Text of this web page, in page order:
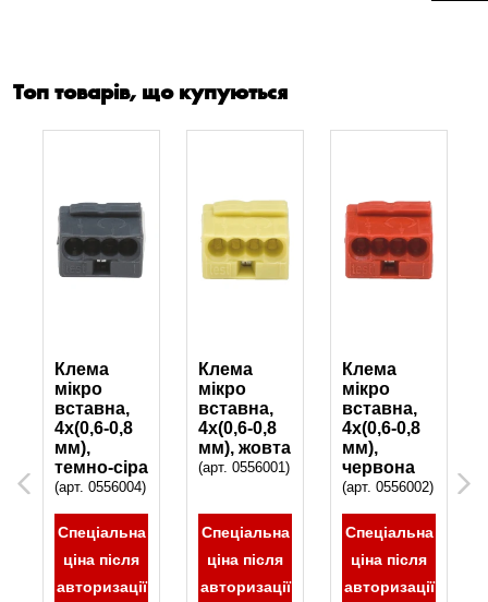
Топ товарів, що купуються
Previous
Клема
мікро
вставна,
4x(0,6-0,8
мм),
темно-сіра
(арт. 0556004)
Спеціальна
ціна після
авторизації
Клема
мікро
вставна,
4x(0,6-0,8
мм), жовта
(арт. 0556001)
Спеціальна
ціна після
авторизації
Клема
мікро
вставна,
4x(0,6-0,8
мм),
червона
(арт. 0556002)
Спеціальна
ціна після
авторизації
Next